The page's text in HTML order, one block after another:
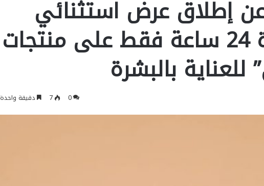
إطلاق عرض استثنائي
محدود لمدة 24 ساعة فقط على منتجات
للعناية بالبشرة
0
7 دقيقة واحدة